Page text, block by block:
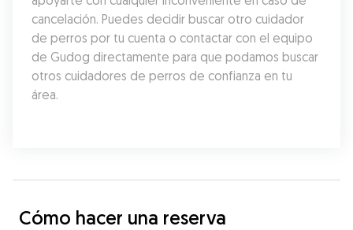
cancelación. Puedes decidir buscar otro cuidador
de perros por tu cuenta o contactar con el equipo
de Gudog directamente para que podamos buscar
otros cuidadores de perros de confianza en tu
área.
Cómo hacer una reserva